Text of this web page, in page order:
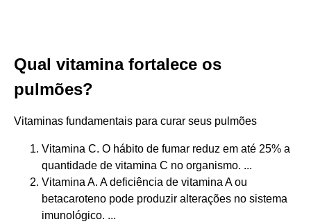
Qual vitamina fortalece os
pulmões?
Vitaminas fundamentais para curar seus pulmões
Vitamina C. O hábito de fumar reduz em até 25% a
quantidade de vitamina C no organismo. ...
Vitamina A. A deficiência de vitamina A ou
betacaroteno pode produzir alterações no sistema
imunológico. ...